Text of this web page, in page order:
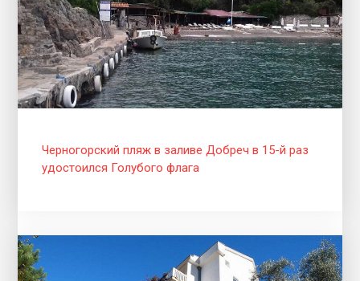
Черногорский пляж в заливе Добреч в 15-й раз
удостоился Голубого флага